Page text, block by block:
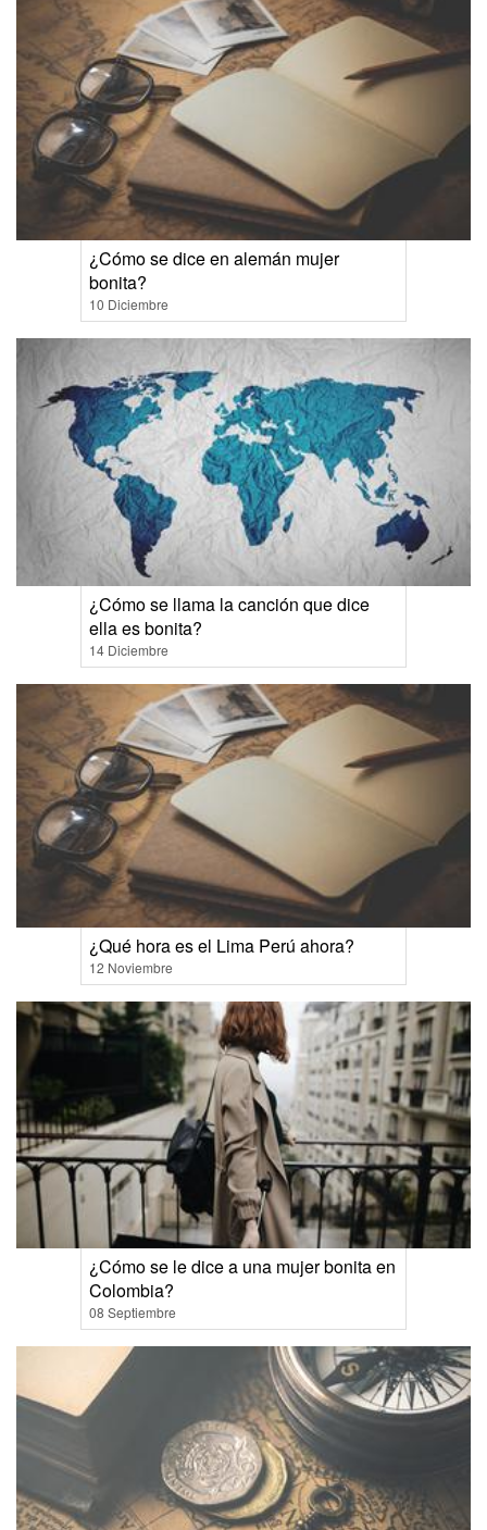
¿Cómo se dice en alemán mujer
bonita?
10 Diciembre
¿Cómo se llama la canción que dice
ella es bonita?
14 Diciembre
¿Qué hora es el Lima Perú ahora?
12 Noviembre
¿Cómo se le dice a una mujer bonita en
Colombia?
08 Septiembre